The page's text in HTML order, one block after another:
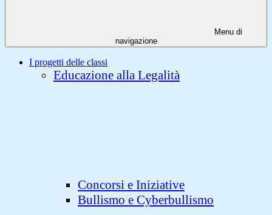
Menu di
navigazione
I progetti delle classi
Educazione alla Legalità
Concorsi e Iniziative
Bullismo e Cyberbullismo